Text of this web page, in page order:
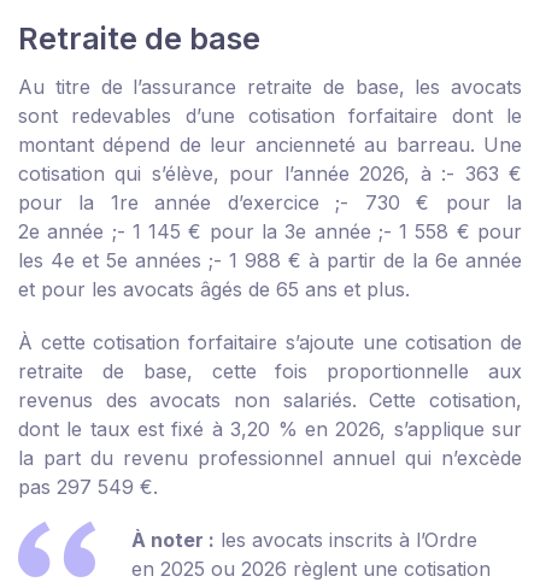
Retraite de base
Au titre de l’assurance retraite de base, les avocats
sont redevables d’une cotisation forfaitaire dont le
montant dépend de leur ancienneté au barreau. Une
cotisation qui s’élève, pour l’année 2026, à :- 363 €
pour la 1re année d’exercice ;- 730 € pour la
2e année ;- 1 145 € pour la 3e année ;- 1 558 € pour
les 4e et 5e années ;- 1 988 € à partir de la 6e année
et pour les avocats âgés de 65 ans et plus.
À cette cotisation forfaitaire s’ajoute une cotisation de
retraite de base, cette fois proportionnelle aux
revenus des avocats non salariés. Cette cotisation,
dont le taux est fixé à 3,20 % en 2026, s’applique sur
la part du revenu professionnel annuel qui n’excède
pas 297 549 €.
À noter : les avocats inscrits à l’Ordre
en 2025 ou 2026 règlent une cotisation